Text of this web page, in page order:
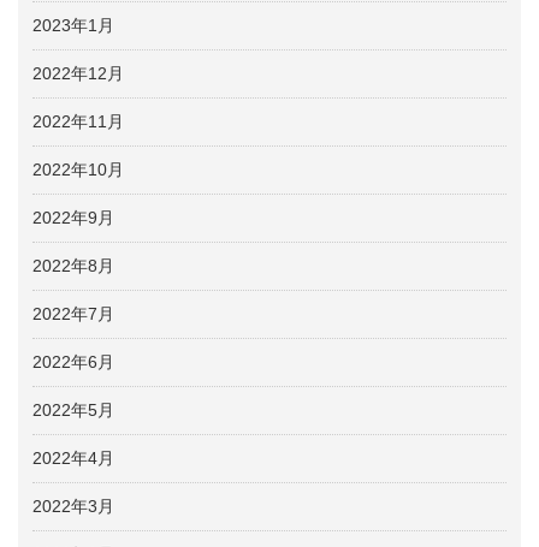
2023年1月
2022年12月
2022年11月
2022年10月
2022年9月
2022年8月
2022年7月
2022年6月
2022年5月
2022年4月
2022年3月